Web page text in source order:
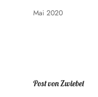
Mai 2020
Post von Zwiebel